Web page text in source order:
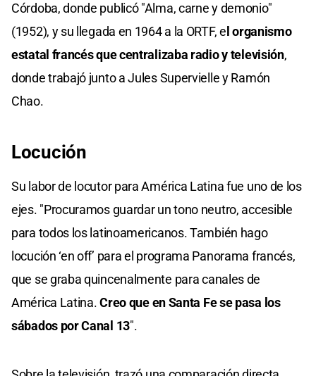
Córdoba, donde publicó "Alma, carne y demonio"
(1952), y su llegada en 1964 a la ORTF, e l organismo
estatal francés que centralizaba radio y televisión,
donde trabajó junto a Jules Supervielle y Ramón
Chao.
Locución
Su labor de locutor para América Latina fue uno de los
ejes. "Procuramos guardar un tono neutro, accesible
para todos los latinoamericanos. También hago
locución ‘en off’ para el programa Panorama francés,
que se graba quincenalmente para canales de
América Latina.Creo que en Santa Fe se pasa los
sábados por Canal 13".